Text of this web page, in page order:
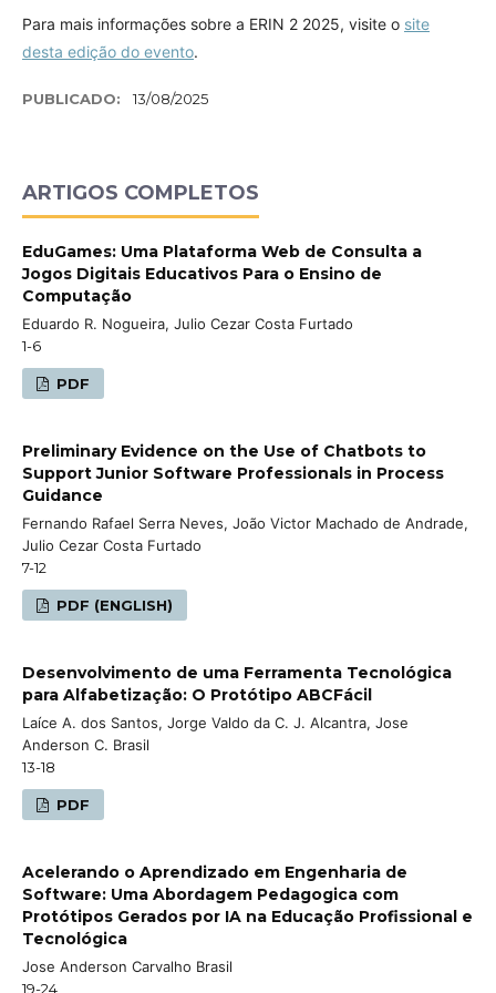
Para mais informações sobre a ERIN 2 2025, visite o site
desta edição do evento.
PUBLICADO: 13/08/2025
ARTIGOS COMPLETOS
EduGames: Uma Plataforma Web de Consulta a
Jogos Digitais Educativos Para o Ensino de
Computação
Eduardo R. Nogueira, Julio Cezar Costa Furtado
1-6
PDF
Preliminary Evidence on the Use of Chatbots to
Support Junior Software Professionals in Process
Guidance
Fernando Rafael Serra Neves, João Victor Machado de Andrade,
Julio Cezar Costa Furtado
7-12
PDF (ENGLISH)
Desenvolvimento de uma Ferramenta Tecnológica
para Alfabetização: O Protótipo ABCFácil
Laíce A. dos Santos, Jorge Valdo da C. J. Alcantra, Jose
Anderson C. Brasil
13-18
PDF
Acelerando o Aprendizado em Engenharia de
Software: Uma Abordagem Pedagogica com
Protótipos Gerados por IA na Educação Profissional e
Tecnológica
Jose Anderson Carvalho Brasil
19-24